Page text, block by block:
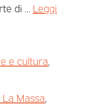
di … Leggi
e cultura
Massa